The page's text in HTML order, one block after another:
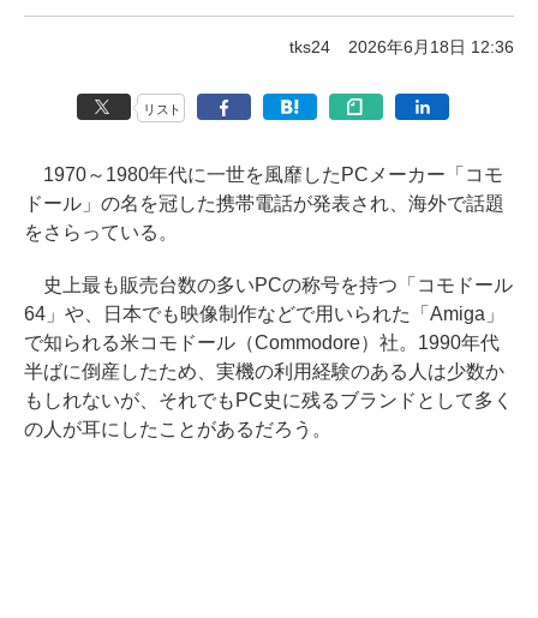
tks24 2026年6月18日 12:36
リスト
1970～1980年代に一世を風靡したPCメーカー「コモ
ドール」の名を冠した携帯電話が発表され、海外で話題
をさらっている。
史上最も販売台数の多いPCの称号を持つ「コモドール
64」や、日本でも映像制作などで用いられた「Amiga」
で知られる米コモドール（Commodore）社。1990年代
半ばに倒産したため、実機の利用経験のある人は少数か
もしれないが、それでもPC史に残るブランドとして多く
の人が耳にしたことがあるだろう。